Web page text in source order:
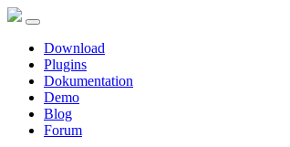
Download
Plugins
Dokumentation
Demo
Blog
Forum